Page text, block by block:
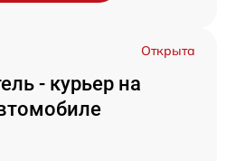
Открыта
- курьер на